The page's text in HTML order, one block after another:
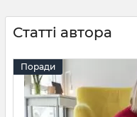
Статті автора
Поради